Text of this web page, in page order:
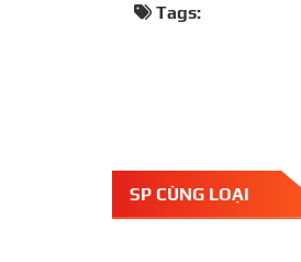
Tags:
SP CÙNG LOẠI